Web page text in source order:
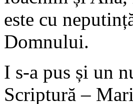
este cu
Domnului.
I s-a pus și un
Scriptură –